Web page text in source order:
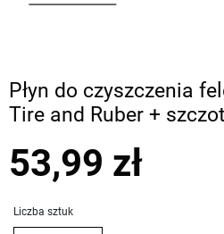
Płyn do czyszczenia
Tire and Ruber +
53,99 zł
Liczba sztuk